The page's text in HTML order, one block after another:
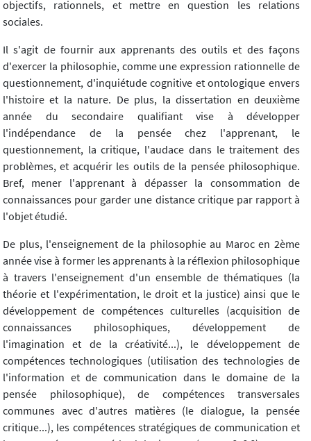
objectifs, rationnels, et mettre en question les relations
sociales.
Il s'agit de fournir aux apprenants des outils et des façons
d'exercer la philosophie, comme une expression rationnelle de
questionnement, d'inquiétude cognitive et ontologique envers
l'histoire et la nature. De plus, la dissertation en deuxième
année du secondaire qualifiant vise à développer
l'indépendance de la pensée chez l'apprenant, le
questionnement, la critique, l'audace dans le traitement des
problèmes, et acquérir les outils de la pensée philosophique.
Bref, mener l'apprenant à dépasser la consommation de
connaissances pour garder une distance critique par rapport à
l'objet étudié.
De plus, l'enseignement de la philosophie au Maroc en 2ème
année vise à former les apprenants à la réflexion philosophique
à travers l'enseignement d'un ensemble de thématiques (la
théorie et l'expérimentation, le droit et la justice) ainsi que le
développement de compétences culturelles (acquisition de
connaissances philosophiques, développement de
l'imagination et de la créativité...), le développement de
compétences technologiques (utilisation des technologies de
l'information et de communication dans le domaine de la
pensée philosophique), de compétences transversales
communes avec d'autres matières (le dialogue, la pensée
critique...), les compétences stratégiques de communication et